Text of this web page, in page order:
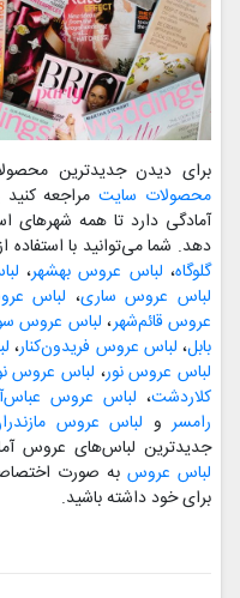
برای دیدن جدیدترین
محصولات سایتمراجعه
آمادگی دارد تا همه شهرهای
دهد. شما می‌توانید با
گلوگاه، لباس عروس بهشهر،
لباس عروس ساری، لباس
عروس قائم‌شهر، لباس عروس
بابل، لباس عروس فریدون‌کنار،
لباس عروس نور، لباس عروس
کلاردشت، لباس عروس
رامسرو لباس عروس
جدیدترین لباس‌های عروس
لباس عروس به صورت
برای خود داشته باشید.